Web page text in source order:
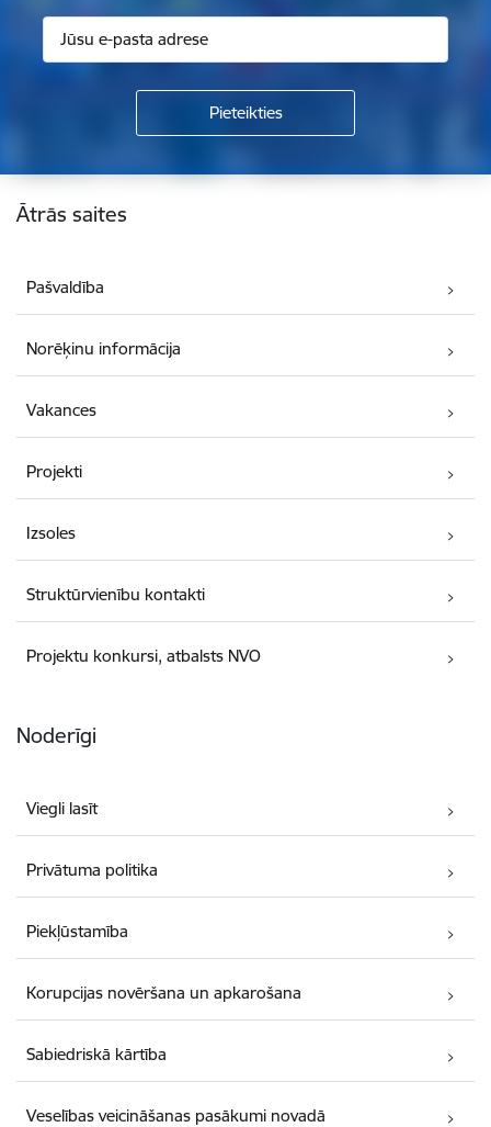
Kājene
Ātrās saites
Pašvaldība
Norēķinu informācija
Vakances
Projekti
Izsoles
Struktūrvienību kontakti
Projektu konkursi, atbalsts NVO
Noderīgi
Viegli lasīt
Privātuma politika
Piekļūstamība
Korupcijas novēršana un apkarošana
Sabiedriskā kārtība
Veselības veicināšanas pasākumi novadā